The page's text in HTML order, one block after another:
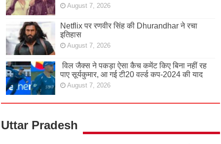
August 7, 2026
Netflix पर रणवीर सिंह की Dhurandhar ने रचा
इतिहास
August 7, 2026
विल जैक्स ने पकड़ा ऐसा कैच कमेंट किए बिना नहीं रह
पाए सूर्यकुमार, आ गई टी20 वर्ल्ड कप-2024 की याद
August 7, 2026
Uttar Pradesh